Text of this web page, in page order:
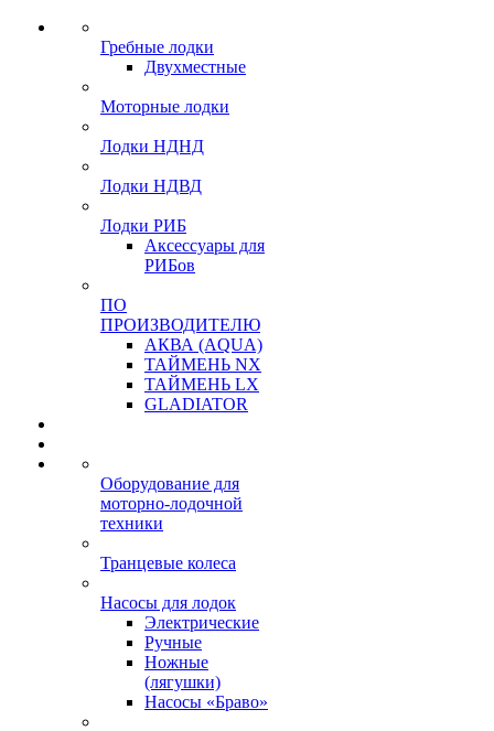
Гребные лодки
Двухместные
Моторные лодки
Лодки НДНД
Лодки НДВД
Лодки РИБ
Аксессуары для
РИБов
ПО
ПРОИЗВОДИТЕЛЮ
АКВА (AQUA)
ТАЙМЕНЬ NX
ТАЙМЕНЬ LX
GLADIATOR
Оборудование для
моторно-лодочной
техники
Транцевые колеса
Насосы для лодок
Электрические
Ручные
Ножные
(лягушки)
Насосы «Браво»